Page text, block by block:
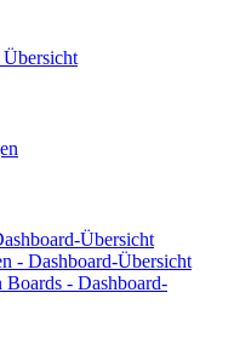
Übersicht
- Dashboard-Übersicht
- Dashboard-